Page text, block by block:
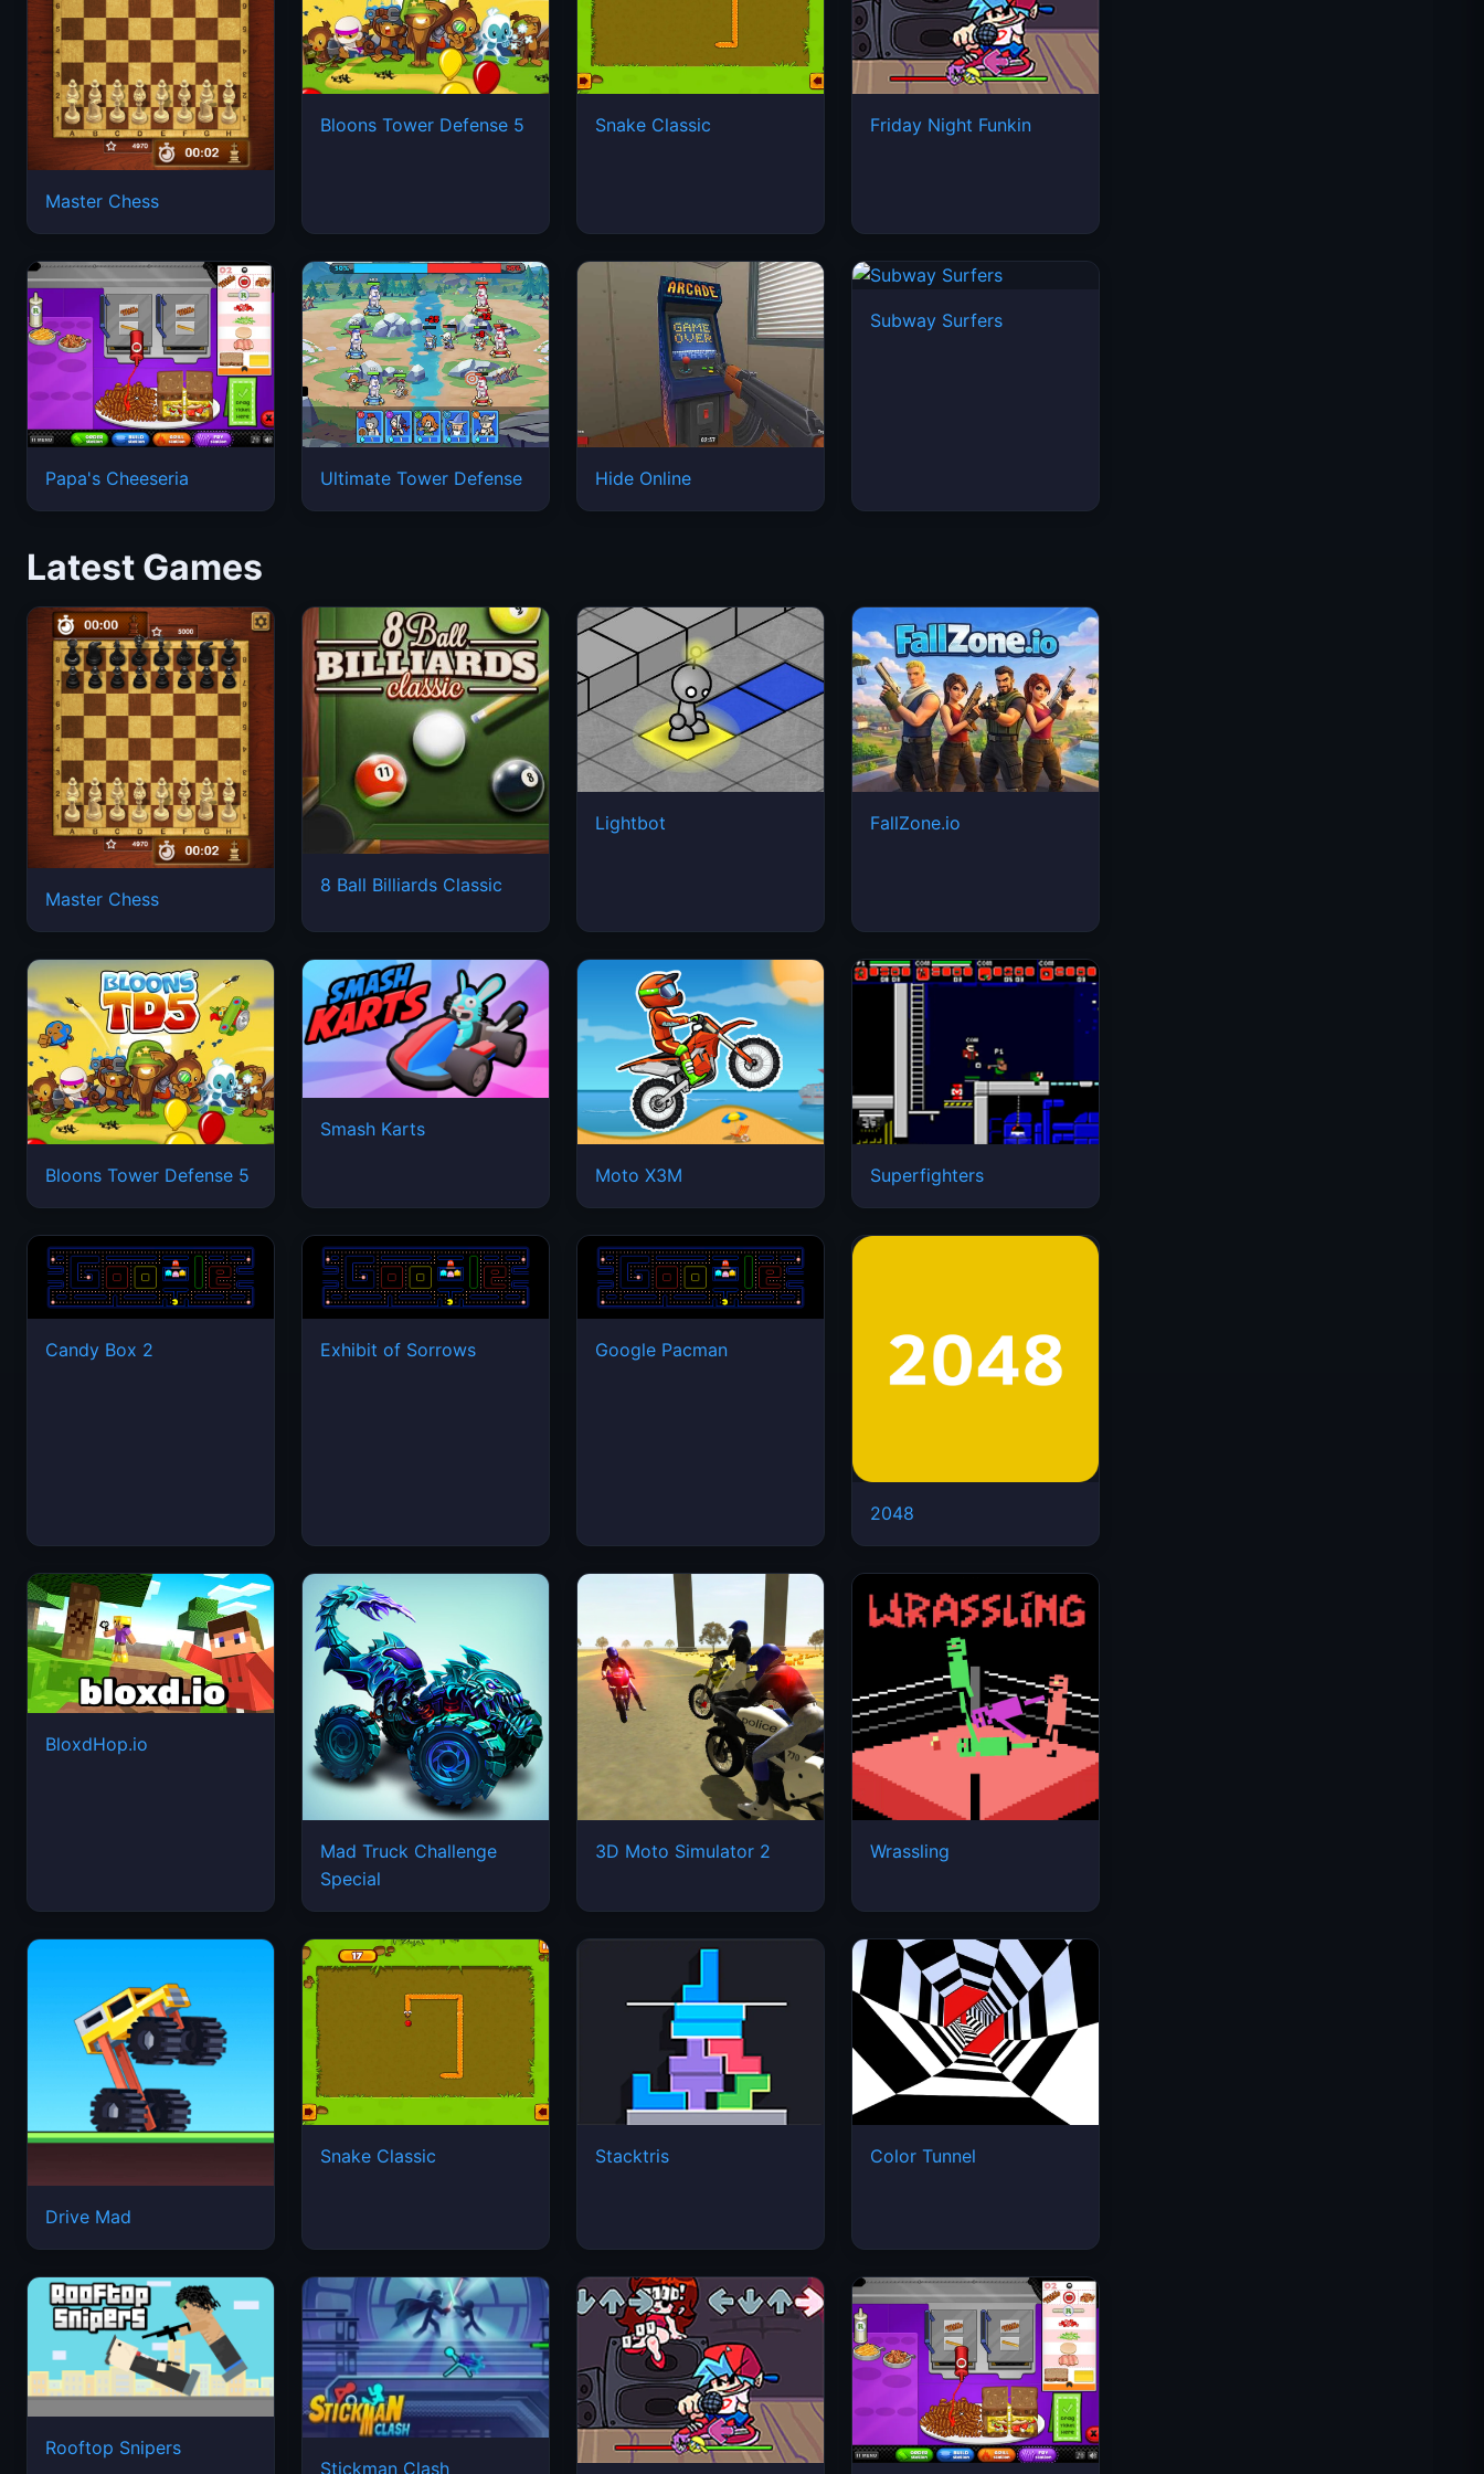
Master Chess
Bloons Tower Defense 5 Snake Classic Friday Night Funkin
Papa's Cheeseria Ultimate Tower Defense Hide Online
Subway Surfers
Latest Games
Master Chess
8 Ball Billiards Classic
Lightbot FallZone.io
Bloons Tower Defense 5
Smash Karts
Moto X3M Superfighters
Candy Box 2 Exhibit of Sorrows Google Pacman
2048
BloxdHop.io
Mad Truck Challenge
Special
3D Moto Simulator 2 Wrassling
Drive Mad
Snake Classic Stacktris Color Tunnel
Rooftop Snipers
Stickman Clash